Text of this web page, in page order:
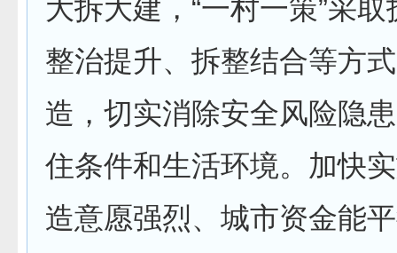
大拆大建，“一村一策”采
整治提升、拆整结合等方
造，切实消除安全风险隐
住条件和生活环境。加快
造意愿强烈、城市资金能